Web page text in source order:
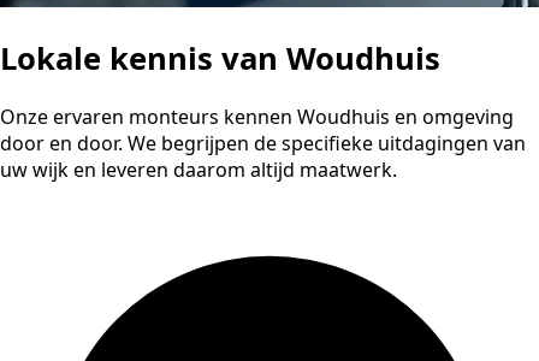
Lokale kennis van Woudhuis
Onze ervaren monteurs kennen Woudhuis en omgeving
door en door. We begrijpen de specifieke uitdagingen van
uw wijk en leveren daarom altijd maatwerk.